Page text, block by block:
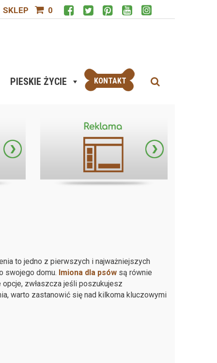
SKLEP 0
PIESKIE ŻYCIE KONTAKT
to jedno z pierwszych i najważniejszych
swojego domu. Imiona dla psówsą równie
zwłaszcza jeśli poszukujesz
warto zastanowić się nad kilkoma kluczowymi